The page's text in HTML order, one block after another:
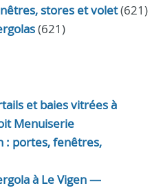
stores et volet(621)
(621)
et baies vitrées à
Menuiserie
: portes, fenêtres,
à Le Vigen —